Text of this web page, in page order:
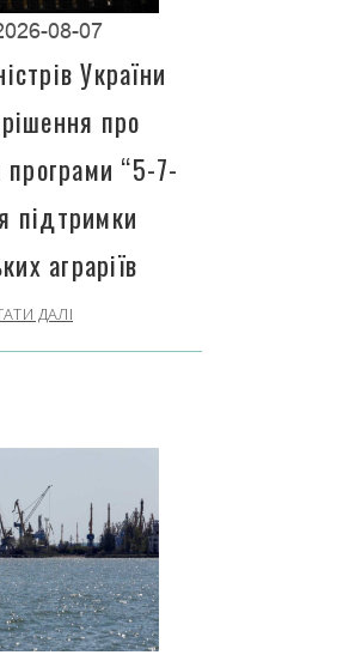
08-07
України
про
“5-7-
підтримки
аграріїв
ДАЛІ